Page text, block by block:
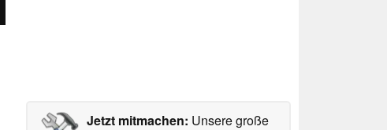
Jetzt mitmachen: Unsere große